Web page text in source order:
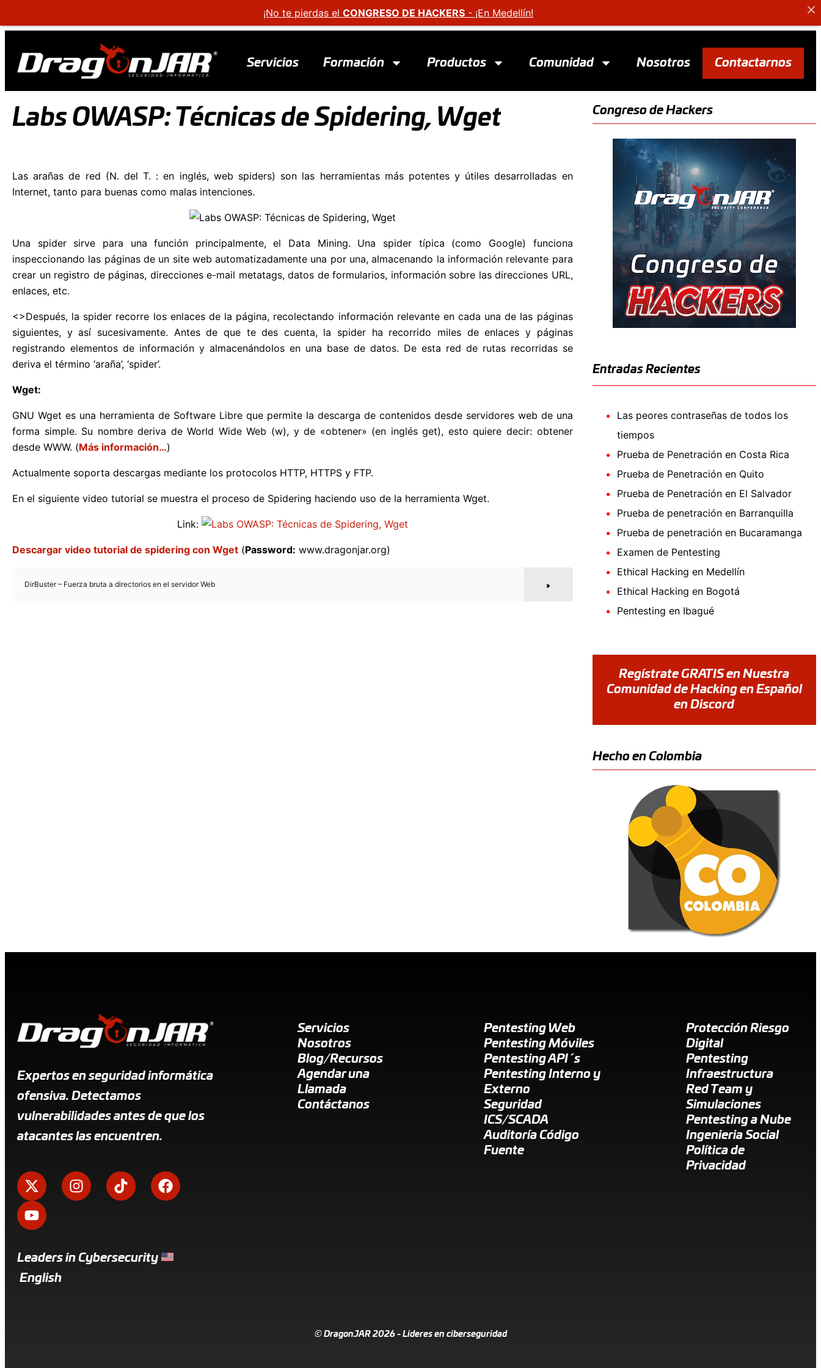
Servicios Formación Productos Comunidad Nosotros Contactarnos
Labs OWASP: Técnicas de Spidering, Wget
Las arañas de red (N. del T. : en inglés, web spiders) son las herramientas más potentes y útiles desarrolladas en
Internet, tanto para buenas como malas intenciones.
Una spider sirve para una función principalmente, el Data Mining. Una spider típica (como Google) funciona
inspeccionando las páginas de un site web automatizadamente una por una, almacenando la información relevante para
crear un registro de páginas, direcciones e-mail metatags, datos de formularios, información sobre las direcciones URL,
enlaces, etc.
<>Después, la spider recorre los enlaces de la página, recolectando información relevante en cada una de las páginas
siguientes, y así sucesivamente. Antes de que te des cuenta, la spider ha recorrido miles de enlaces y páginas
registrando elementos de información y almacenándolos en una base de datos. De esta red de rutas recorridas se
deriva el término ‘araña’, ‘spider’.
Wget:
GNU Wget es una herramienta de Software Libre que permite la descarga de contenidos desde servidores web de una
forma simple. Su nombre deriva de World Wide Web (w), y de «obtener» (en inglés get), esto quiere decir: obtener
desde WWW. (Más información…)
Actualmente soporta descargas mediante los protocolos HTTP, HTTPS y FTP.
En el siguiente video tutorial se muestra el proceso de Spidering haciendo uso de la herramienta Wget.
Link:
Descargar video tutorial de spidering con Wget (Password: www.dragonjar.org)
DirBuster – Fuerza bruta a directorios en el servidor Web
Congreso de Hackers
Entradas Recientes
Las peores contraseñas de todos los
tiempos
Prueba de Penetración en Costa Rica
Prueba de Penetración en Quito
Prueba de Penetración en El Salvador
Prueba de penetración en Barranquilla
Prueba de penetración en Bucaramanga
Examen de Pentesting
Ethical Hacking en Medellín
Ethical Hacking en Bogotá
Pentesting en Ibagué
Regístrate GRATIS en Nuestra
Comunidad de Hacking en Español
en Discord
Hecho en Colombia
Expertos en seguridad informática
ofensiva. Detectamos
vulnerabilidades antes de que los
atacantes las encuentren.
Leaders in Cybersecurity
English
Servicios
Nosotros
Blog/Recursos
Agendar una
Llamada
Contáctanos
Pentesting Web
Pentesting Móviles
Pentesting API´s
Pentesting Interno y
Externo
Seguridad
ICS/SCADA
Auditoría Código
Fuente
Protección Riesgo
Digital
Pentesting
Infraestructura
Red Team y
Simulaciones
Pentesting a Nube
Ingenieria Social
Política de
Privacidad
© DragonJAR 2026 - Líderes en ciberseguridad
¡No te pierdas el CONGRESO DE HACKERS - ¡En Medellín!